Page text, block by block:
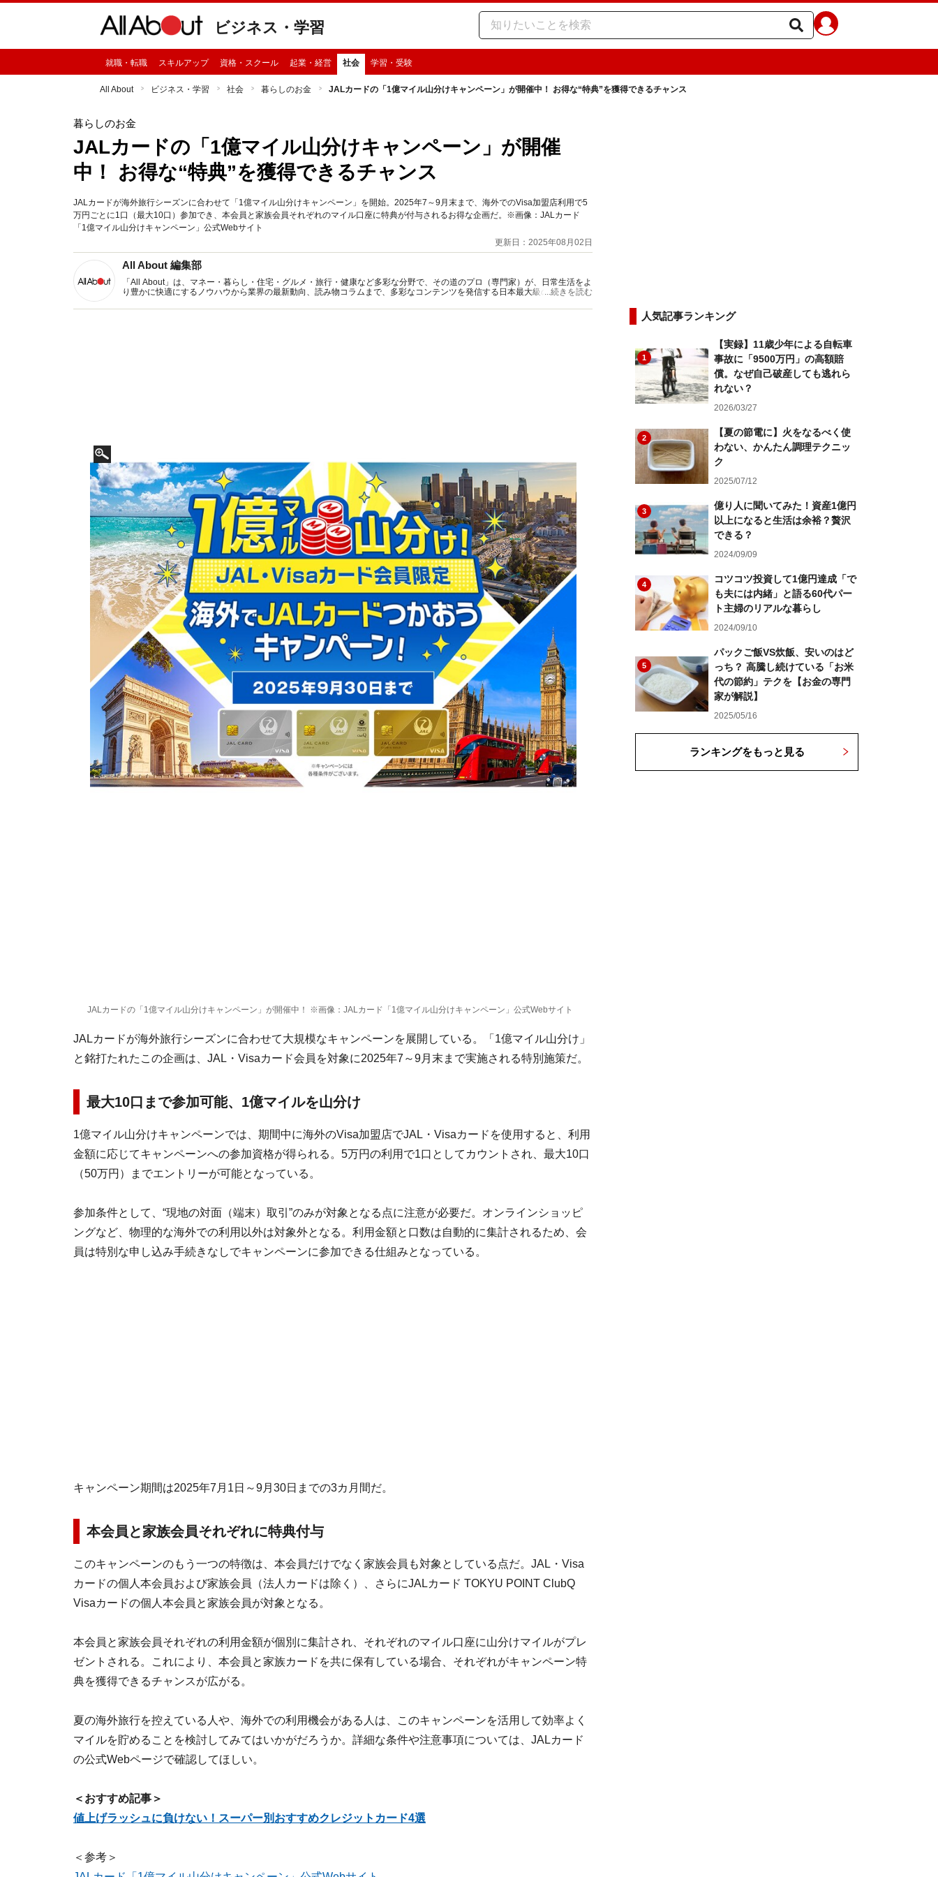
ビジネス・学習
就職・転職 スキルアップ 資格・スクール 起業・経営 社会 学習・受験
All About ビジネス・学習 社会 暮らしのお金 JALカードの「1億マイル山分けキャンペーン」が開催中！ お得な“特典”を獲得できるチャンス
暮らしのお金
JALカードの「1億マイル山分けキャンペーン」が開催
中！ お得な“特典”を獲得できるチャンス
JALカードが海外旅行シーズンに合わせて「1億マイル山分けキャンペーン」を開始。2025年7～9月末まで、海外でのVisa加盟店利用で5
万円ごとに1口（最大10口）参加でき、本会員と家族会員それぞれのマイル口座に特典が付与されるお得な企画だ。※画像：JALカード
「1億マイル山分けキャンペーン」公式Webサイト
更新日：2025年08月02日
All About 編集部
「All About」は、マネー・暮らし・住宅・グルメ・旅行・健康など多彩な分野で、その道のプロ（専門家）が、日常生活をよ
り豊かに快適にするノウハウから業界の最新動向、読み物コラムまで、多彩なコンテンツを発信する日本最大級の総合情報サ
...続きを読む
JALカードの「1億マイル山分けキャンペーン」が開催中！ ※画像：JALカード「1億マイル山分けキャンペーン」公式Webサイト
JALカードが海外旅行シーズンに合わせて大規模なキャンペーンを展開している。「1億マイル山分け」
と銘打たれたこの企画は、JAL・Visaカード会員を対象に2025年7～9月末まで実施される特別施策だ。
最大10口まで参加可能、1億マイルを山分け
1億マイル山分けキャンペーンでは、期間中に海外のVisa加盟店でJAL・Visaカードを使用すると、利用
金額に応じてキャンペーンへの参加資格が得られる。5万円の利用で1口としてカウントされ、最大10口
（50万円）までエントリーが可能となっている。
参加条件として、“現地の対面（端末）取引”のみが対象となる点に注意が必要だ。オンラインショッピ
ングなど、物理的な海外での利用以外は対象外となる。利用金額と口数は自動的に集計されるため、会
員は特別な申し込み手続きなしでキャンペーンに参加できる仕組みとなっている。
キャンペーン期間は2025年7月1日～9月30日までの3カ月間だ。
本会員と家族会員それぞれに特典付与
このキャンペーンのもう一つの特徴は、本会員だけでなく家族会員も対象としている点だ。JAL・Visa
カードの個人本会員および家族会員（法人カードは除く）、さらにJALカード TOKYU POINT ClubQ
Visaカードの個人本会員と家族会員が対象となる。
本会員と家族会員それぞれの利用金額が個別に集計され、それぞれのマイル口座に山分けマイルがプレ
ゼントされる。これにより、本会員と家族カードを共に保有している場合、それぞれがキャンペーン特
典を獲得できるチャンスが広がる。
夏の海外旅行を控えている人や、海外での利用機会がある人は、このキャンペーンを活用して効率よく
マイルを貯めることを検討してみてはいかがだろうか。詳細な条件や注意事項については、JALカード
の公式Webページで確認してほしい。
＜おすすめ記事＞
値上げラッシュに負けない！スーパー別おすすめクレジットカード4選
＜参考＞
人気記事ランキング
1
【実録】11歳少年による自転車
事故に「9500万円」の高額賠
償。なぜ自己破産しても逃れら
れない？
2026/03/27
2
【夏の節電に】火をなるべく使
わない、かんたん調理テクニッ
ク
2025/07/12
3
億り人に聞いてみた！資産1億円
以上になると生活は余裕？贅沢
できる？
2024/09/09
4
コツコツ投資して1億円達成「で
も夫には内緒」と語る60代パー
ト主婦のリアルな暮らし
2024/09/10
5
パックご飯VS炊飯、安いのはど
っち？ 高騰し続けている「お米
代の節約」テクを【お金の専門
家が解説】
2025/05/16
ランキングをもっと見る